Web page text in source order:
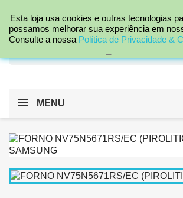

MENU
Esta loja usa cookies e outras tecnologias
possamos melhorar sua experiência em
Consulte a nossa Política de Privacidade &